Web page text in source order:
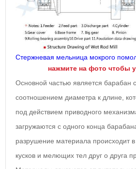
Стержневая мельница мокрого
нажмите на фото чтобы
Основной частью является барабан
соотношением диаметра к длине,
под действием приводного
загружаются с одного конца
разрушение материала происходит в
кусков и мелющих тел друг о друга